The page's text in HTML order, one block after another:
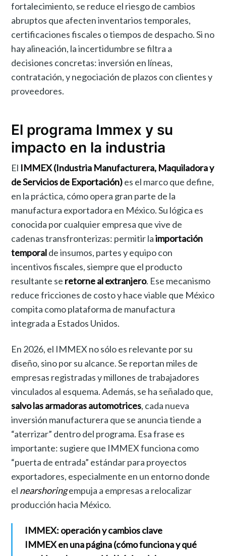
fortalecimiento, se reduce el riesgo de cambios
abruptos que afecten inventarios temporales,
certificaciones fiscales o tiempos de despacho. Si no
hay alineación, la incertidumbre se filtra a
decisiones concretas: inversión en líneas,
contratación, y negociación de plazos con clientes y
proveedores.
El programa Immex y su
impacto en la industria
El IMMEX (Industria Manufacturera, Maquiladora y
de Servicios de Exportación)es el marco que define,
en la práctica, cómo opera gran parte de la
manufactura exportadora en México. Su lógica es
conocida por cualquier empresa que vive de
cadenas transfronterizas: permitir laimportación
temporalde insumos, partes y equipo con
incentivos fiscales, siempre que el producto
resultante se retorne al extranjero. Ese mecanismo
reduce fricciones de costo y hace viable que México
compita como plataforma de manufactura
integrada a Estados Unidos.
En 2026, el IMMEX no sólo es relevante por su
diseño, sino por su alcance. Se reportan miles de
empresas registradas y millones de trabajadores
vinculados al esquema. Además, se ha señalado que,
salvo las armadoras automotrices, cada nueva
inversión manufacturera que se anuncia tiende a
“aterrizar” dentro del programa. Esa frase es
importante: sugiere que IMMEX funciona como
“puerta de entrada” estándar para proyectos
exportadores, especialmente en un entorno donde
el nearshoringempuja a empresas a relocalizar
producción hacia México.
IMMEX: operación y cambios clave
IMMEX en una página (cómo funciona y qué